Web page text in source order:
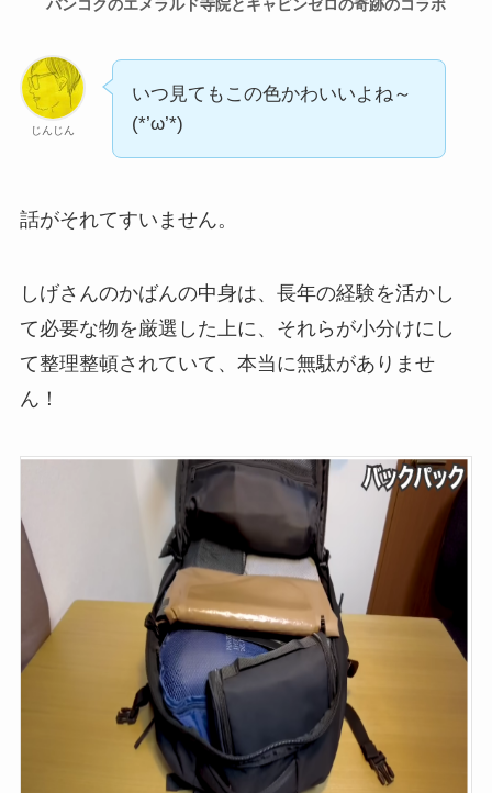
バンコクのエメラルド寺院とキャビンゼロの奇跡のコラボ
じんじん
いつ見てもこの色かわいいよね～
(*’ω’*)
話がそれてすいません。
しげさんのかばんの中身は、長年の経験を活かし
て必要な物を厳選した上に、それらが小分けにし
て整理整頓されていて、本当に無駄がありませ
ん！